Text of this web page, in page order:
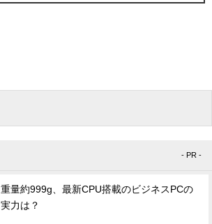
- PR -
重量約999g、最新CPU搭載のビジネスPCの
実力は？